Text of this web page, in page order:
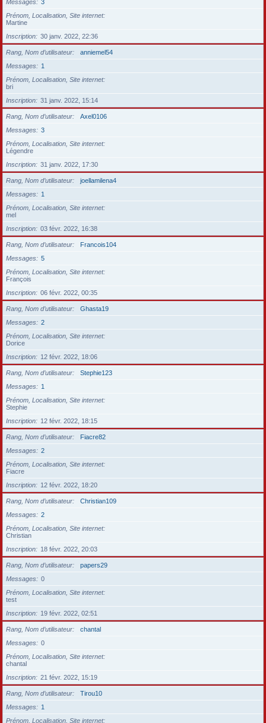
Messages
3
Prénom, Localisation, Site internet
Martine
Inscription
30 janv. 2022, 22:36
Rang, Nom d’utilisateur
anniemel54
Messages
1
Prénom, Localisation, Site internet
bri
Inscription
31 janv. 2022, 15:14
Rang, Nom d’utilisateur
Axel0106
Messages
3
Prénom, Localisation, Site internet
Légendre
Inscription
31 janv. 2022, 17:30
Rang, Nom d’utilisateur
joellamilena4
Messages
1
Prénom, Localisation, Site internet
mel
Inscription
03 févr. 2022, 16:38
Rang, Nom d’utilisateur
Francois104
Messages
5
Prénom, Localisation, Site internet
François
Inscription
06 févr. 2022, 00:35
Rang, Nom d’utilisateur
Ghasta19
Messages
2
Prénom, Localisation, Site internet
Dorice
Inscription
12 févr. 2022, 18:06
Rang, Nom d’utilisateur
Stephie123
Messages
1
Prénom, Localisation, Site internet
Stephie
Inscription
12 févr. 2022, 18:15
Rang, Nom d’utilisateur
Fiacre82
Messages
2
Prénom, Localisation, Site internet
Fiacre
Inscription
12 févr. 2022, 18:20
Rang, Nom d’utilisateur
Christian109
Messages
2
Prénom, Localisation, Site internet
Christian
Inscription
18 févr. 2022, 20:03
Rang, Nom d’utilisateur
papers29
Messages
0
Prénom, Localisation, Site internet
test
Inscription
19 févr. 2022, 02:51
Rang, Nom d’utilisateur
chantal
Messages
0
Prénom, Localisation, Site internet
chantal
Inscription
21 févr. 2022, 15:19
Rang, Nom d’utilisateur
Tirou10
Messages
1
Prénom, Localisation, Site internet